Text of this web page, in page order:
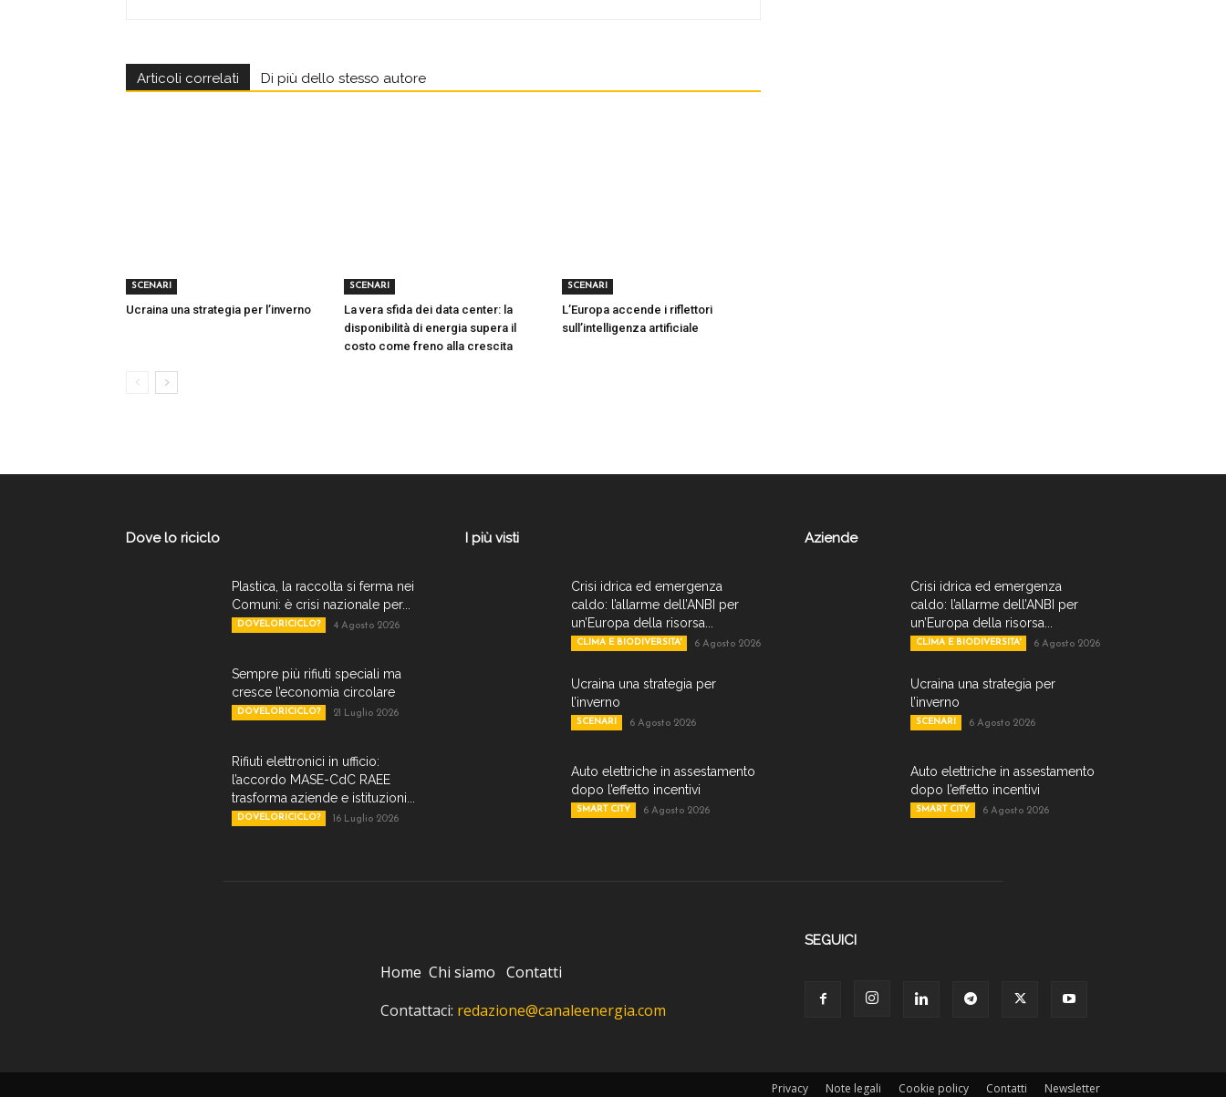
Articoli correlati Di più dello stesso autore
SCENARI
Ucraina una strategia per l’inverno
SCENARI
La vera sfida dei data center: la
disponibilità di energia supera il
costo come freno alla crescita
SCENARI
L’Europa accende i riflettori
sull’intelligenza artificiale
Dove lo riciclo
Plastica, la raccolta si ferma nei
Comuni: è crisi nazionale per...
DOVELORICICLO? 4 Agosto 2026
Sempre più rifiuti speciali ma
cresce l’economia circolare
DOVELORICICLO? 21 Luglio 2026
Rifiuti elettronici in ufficio:
l’accordo MASE-CdC RAEE
trasforma aziende e istituzioni...
DOVELORICICLO? 16 Luglio 2026
I più visti
Crisi idrica ed emergenza
caldo: l’allarme dell’ANBI per
un’Europa della risorsa...
CLIMA E BIODIVERSITA' 6 Agosto 2026
Ucraina una strategia per
l’inverno
SCENARI 6 Agosto 2026
Auto elettriche in assestamento
dopo l’effetto incentivi
SMART CITY 6 Agosto 2026
Aziende
Crisi idrica ed emergenza
caldo: l’allarme dell’ANBI per
un’Europa della risorsa...
CLIMA E BIODIVERSITA' 6 Agosto 2026
Ucraina una strategia per
l’inverno
SCENARI 6 Agosto 2026
Auto elettriche in assestamento
dopo l’effetto incentivi
SMART CITY 6 Agosto 2026
Home Chi siamo Contatti
Contattaci: redazione@canaleenergia.com
SEGUICI
Privacy Note legali Cookie policy Contatti Newsletter